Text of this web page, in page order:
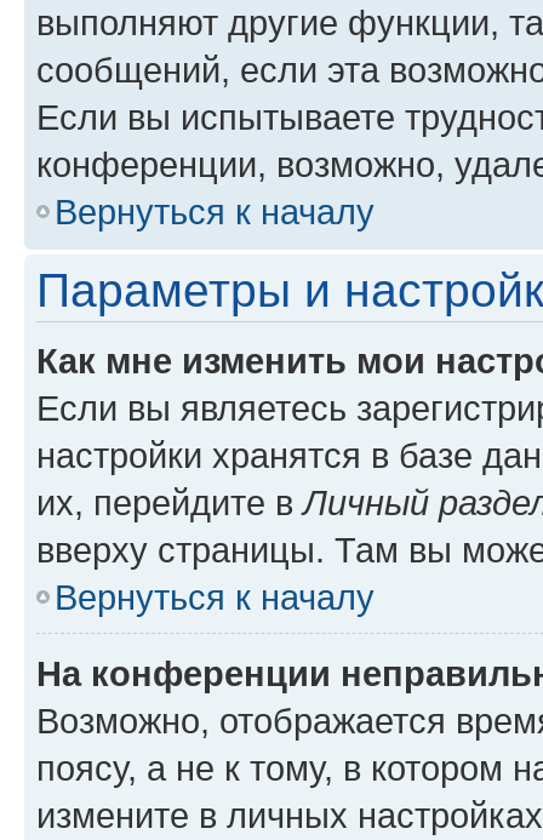
выполняют другие функции,
сообщений, если эта
Если вы испытываете
конференции, возможно,
Вернуться к началу
Параметры и
Как мне изменить мои
Если вы являетесь
настройки хранятся в базе
их, перейдите вЛичный
вверху страницы. Там вы
Вернуться к началу
На конференции
Возможно, отображается
поясу, а не к тому, в котором
измените в личных